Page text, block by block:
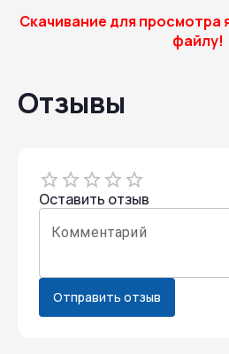
Скачивание для просмотра
файлу!
Отзывы
Оставить отзыв
1 Star
2 Stars
3 Stars
4 Stars
5 Stars
Комментарий
Отправить отзыв